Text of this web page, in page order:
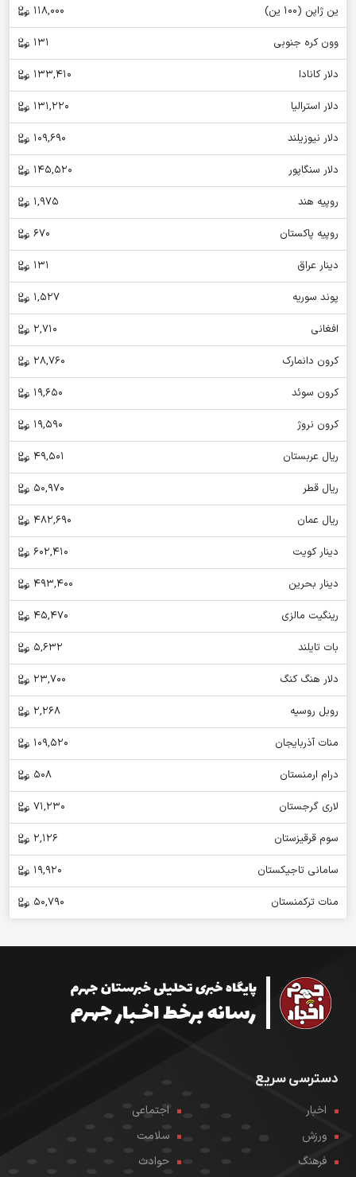
ین ژاپن (100 ین)
118,000
وون کره جنوبی
131
دلار کانادا
133,410
دلار استرالیا
131,220
دلار نیوزیلند
109,690
دلار سنگاپور
145,520
روپیه هند
1,975
روپیه پاکستان
670
دینار عراق
131
پوند سوریه
1,527
افغانی
2,710
کرون دانمارک
28,760
کرون سوئد
19,650
کرون نروژ
19,590
ریال عربستان
49,501
ریال قطر
50,970
ریال عمان
482,690
دینار کویت
602,410
دینار بحرین
493,400
رینگیت مالزی
45,470
بات تایلند
5,632
دلار هنگ کنگ
23,700
روبل روسیه
2,268
منات آذربایجان
109,520
درام ارمنستان
508
لاری گرجستان
71,230
سوم قرقیزستان
2,126
سامانی تاجیکستان
19,920
منات ترکمنستان
50,790
دسترسی سریع
اخبار
اجتماعی
ورزش
سلامت
فرهنگ
حوادث